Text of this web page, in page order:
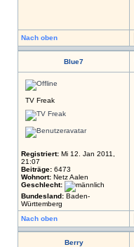
Nach oben
Blue7
TV Freak
Registriert: Mi 12. Jan 2011,
21:07
Beiträge: 6473
Wohnort: Netz Aalen
Geschlecht:
Bundesland: Baden-
Württemberg
Nach oben
Berry